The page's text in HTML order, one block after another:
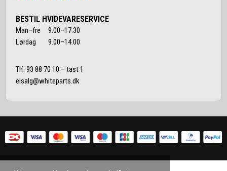
BESTIL HVIDEVARESERVICE
Man–fre 9.00–17.30
Lørdag 9.00–14.00
Tlf: 93 88 70 10 – tast 1
elsalg@whiteparts.dk